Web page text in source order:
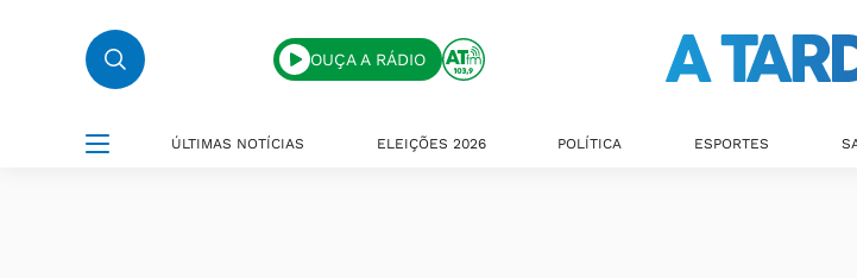
OUÇA A RÁDIO
ÚLTIMAS NOTÍCIAS ELEIÇÕES 2026 POLÍTICA ESPORTES